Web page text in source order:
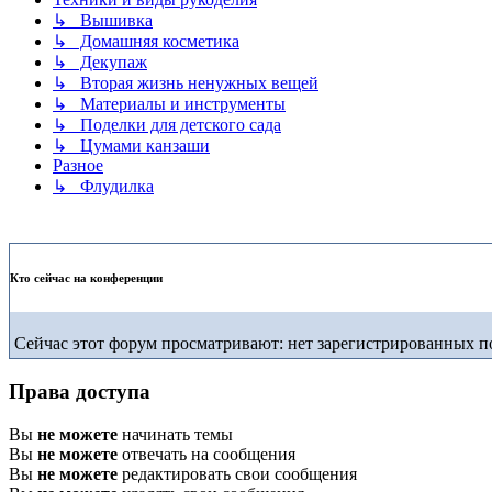
↳ Вышивка
↳ Домашняя косметика
↳ Декупаж
↳ Вторая жизнь ненужных вещей
↳ Материалы и инструменты
↳ Поделки для детского сада
↳ Цумами канзаши
Разное
↳ Флудилка
Кто сейчас на конференции
Сейчас этот форум просматривают: нет зарегистрированных
Права доступа
Вы не можете начинать темы
Вы не можете отвечать на сообщения
Вы не можете редактировать свои сообщения